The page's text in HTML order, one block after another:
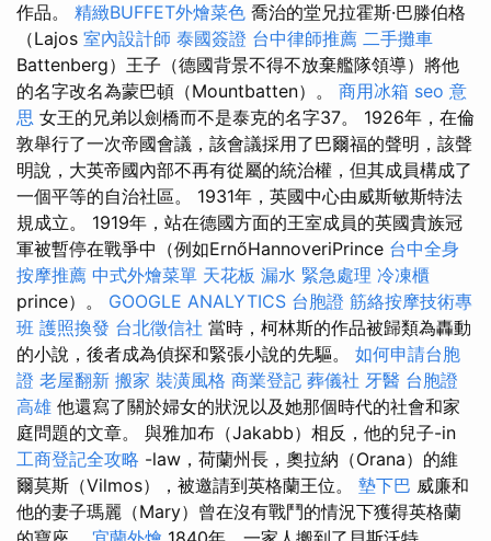
作品。 精緻BUFFET外燴菜色 喬治的堂兄拉霍斯·巴滕伯格
（Lajos 室內設計師 泰國簽證 台中律師推薦 二手攤車
Battenberg）王子（德國背景不得不放棄艦隊領導）將他
的名字改名為蒙巴頓（Mountbatten）。 商用冰箱 seo 意
思 女王的兄弟以劍橋而不是泰克的名字37。 1926年，在倫
敦舉行了一次帝國會議，該會議採用了巴爾福的聲明，該聲
明說，大英帝國內部不再有從屬的統治權，但其成員構成了
一個平等的自治社區。 1931年，英國中心由威斯敏斯特法
規成立。 1919年，站在德國方面的王室成員的英國貴族冠
軍被暫停在戰爭中（例如ErnőHannoveriPrince 台中全身
按摩推薦 中式外燴菜單 天花板 漏水 緊急處理 冷凍櫃
prince）。 GOOGLE ANALYTICS 台胞證 筋絡按摩技術專
班 護照換發 台北徵信社 當時，柯林斯的作品被歸類為轟動
的小說，後者成為偵探和緊張小說的先驅。 如何申請台胞
證 老屋翻新 搬家 裝潢風格 商業登記 葬儀社 牙醫 台胞證
高雄 他還寫了關於婦女的狀況以及她那個時代的社會和家
庭問題的文章。 與雅加布（Jakabb）相反，他的兒子-in
工商登記全攻略 -law，荷蘭州長，奧拉納（Orana）的維
爾莫斯（Vilmos），被邀請到英格蘭王位。 墊下巴 威廉和
他的妻子瑪麗（Mary）曾在沒有戰鬥的情況下獲得英格蘭